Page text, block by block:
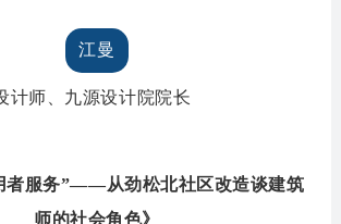
江曼
计师、九源设计院院长
者服务”——从劲松北社区改造谈建筑
师的社会角色》